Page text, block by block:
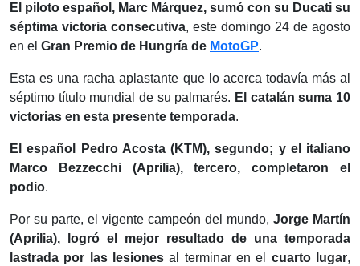
El piloto español, Marc Márquez, sumó con su Ducati su
séptima victoria consecutiva, este domingo 24 de agosto
en el Gran Premio de Hungría de MotoGP.
Esta es una racha aplastante que lo acerca todavía más al
séptimo título mundial de su palmarés. El catalán suma 10
victorias en esta presente temporada.
El español Pedro Acosta (KTM), segundo; y el italiano
Marco Bezzecchi (Aprilia), tercero, completaron el
podio.
Por su parte, el vigente campeón del mundo, Jorge Martín
(Aprilia), logró el mejor resultado de una temporada
lastrada por las lesiones al terminar en el cuarto lugar,